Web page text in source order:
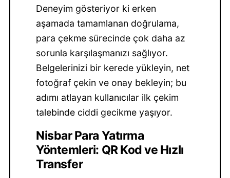
Deneyim gösteriyor ki erken
aşamada tamamlanan doğrulama,
para çekme sürecinde çok daha az
sorunla karşılaşmanızı sağlıyor.
Belgelerinizi bir kerede yükleyin, net
fotoğraf çekin ve onay bekleyin; bu
adımı atlayan kullanıcılar ilk çekim
talebinde ciddi gecikme yaşıyor.
Nisbar Para Yatırma
Yöntemleri: QR Kod ve Hızlı
Transfer